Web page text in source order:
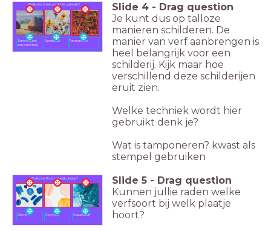
Welke techniek wordt hier gebruikt?
Smeren (met
een paletmes)
Spetteren Tamponeren
Slide 4 - Drag question
Je kunt dus op talloze
manieren schilderen. De
manier van verf aanbrengen is
heel belangrijk voor een
schilderij. Kijk maar hoe
verschillend deze schilderijen
eruit zien.
Welke techniek wordt hier
gebruikt denk je?
Wat is tamponeren? kwast als
stempel gebruiken
Welke verf hoort bij welk plaatje?
Olieverf Acrylverf Aquarelverf
Slide 5 - Drag question
Kunnen jullie raden welke
verfsoort bij welk plaatje
hoort?